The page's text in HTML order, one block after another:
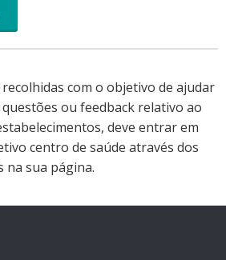
com o objetivo de ajudar
ou feedback relativo ao
deve entrar em
centro de saúde através dos
na sua página.